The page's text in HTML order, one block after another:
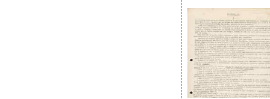
Página(s):